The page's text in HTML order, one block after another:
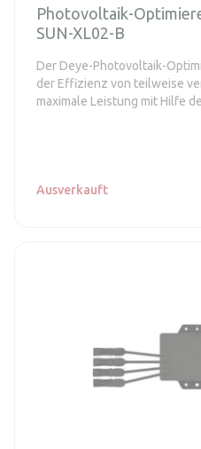
Photovoltaik-
SUN-XL02-B
Der Deye-Photovoltaik-
der Effizienz von teilweise
maximale Leistung mit Hilfe
Ausverkauft